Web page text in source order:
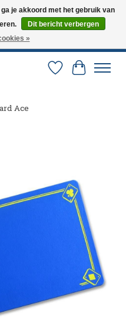
verzending via PostNL en DHL.
een afspraak te maken. 0251-
Verlanglijst
Ace
je akkoord met het gebruik van
Dit bericht verbergen
»